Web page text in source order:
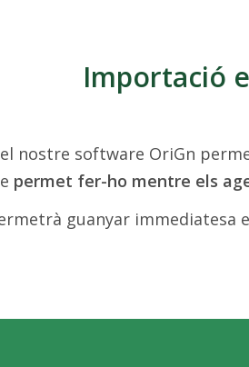
Importació
nostre software OriGn
permet fer-ho mentre els
guanyar immediatesa